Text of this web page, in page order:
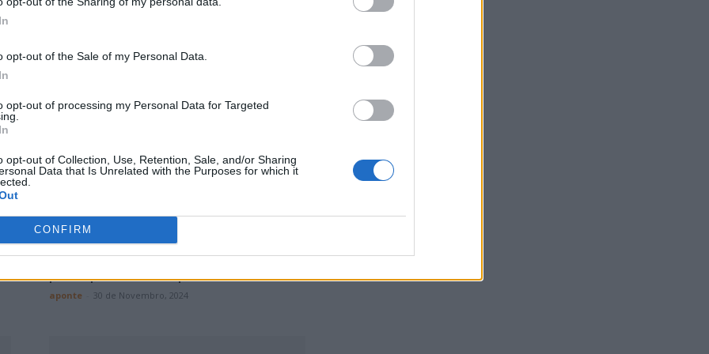
opt-out of the Sale of my Personal Data.
opt-out of processing my Personal Data for Targeted
opt-out of Collection, Use, Retention, Sale, and/or Sharing
Data that Is Unrelated with the Purposes for which it
CONFIRM
Ponte de Sor | Eléctrico FC dá
pontapé de saída para...
aponte 30 de Novembro, 2024